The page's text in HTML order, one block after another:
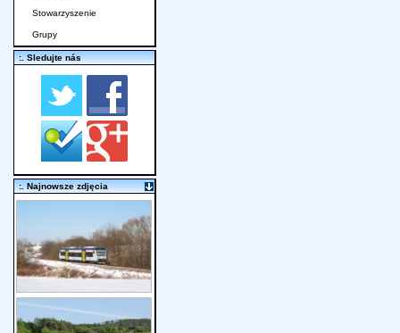
Stowarzyszenie
Grupy
:. Sledujte nás
:. Najnowsze zdjęcia